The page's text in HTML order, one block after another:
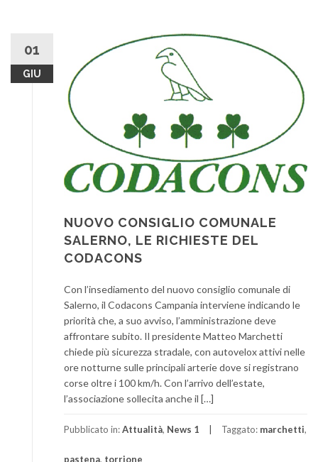
01
GIU
NUOVO CONSIGLIO COMUNALE
SALERNO, LE RICHIESTE DEL
CODACONS
Con l’insediamento del nuovo consiglio comunale di
Salerno, il Codacons Campania interviene indicando le
priorità che, a suo avviso, l’amministrazione deve
affrontare subito. Il presidente Matteo Marchetti
chiede più sicurezza stradale, con autovelox attivi nelle
ore notturne sulle principali arterie dove si registrano
corse oltre i 100 km/h. Con l’arrivo dell’estate,
l’associazione sollecita anche il […]
Pubblicato in:Attualità, News 1 Taggato: marchetti,
pastena, torrione